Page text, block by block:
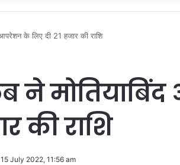
आपरेशन के लिए दी 21 हजार की राशि
ने
की राशि
July 2022, 11:56 am